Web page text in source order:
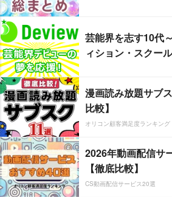
芸能界を志す10代
ィション・スクー
漫画読み放題サブ
比較】
オリコン顧客満足度ランキング
2026年動画配信サ
【徹底比較】
CS動画配信サービス20選